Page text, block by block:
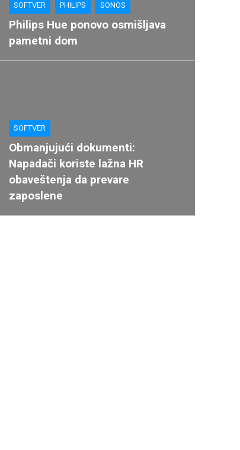
SOFTVER PHILIPS SONOS
Philips Hue ponovo osmišljava
pametni dom
SOFTVER
Obmanjujući dokumenti:
Napadači koriste lažna HR
obaveštenja da prevare
zaposlene